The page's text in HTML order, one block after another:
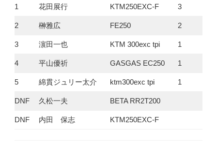
1 花田展行 KTM250EXC-F 3
2 榊雅広 FE250 2
3 濵田一也 KTM 300exc tpi 1
4 平山優祈 GASGAS EC250 1
5 綿貫ジュリー太介 ktm300exc tpi 1
DNF 久松一夫 BETA RR2T200
DNF 内田 保志 KTM250EXC-F